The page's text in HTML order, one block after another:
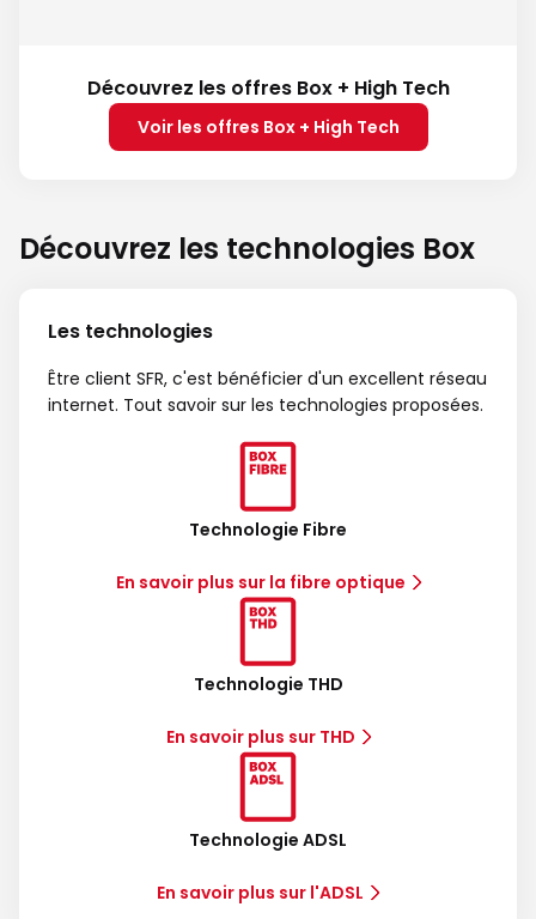
Découvrez les offres Box + High Tech
Voir les offres Box + High Tech
Découvrez les technologies Box
Les technologies
Être client SFR, c'est bénéficier d'un excellent réseau
internet. Tout savoir sur les technologies proposées.
Technologie Fibre
En savoir plus sur la fibre optique
Technologie THD
En savoir plus sur THD
Technologie ADSL
En savoir plus sur l'ADSL